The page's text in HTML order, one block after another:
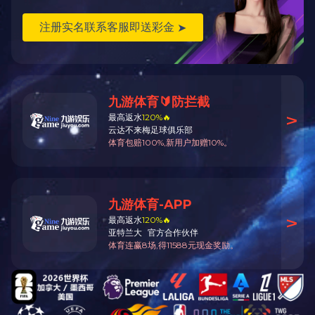
·上一个:户外宣传
·下一个:户外宣传
地址：山东省济南市莱芜高新区泰